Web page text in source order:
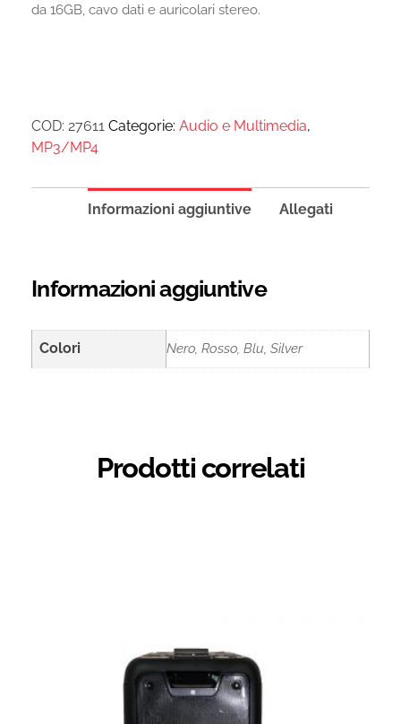
da 16GB, cavo dati e auricolari stereo.
COD: 27611 Categorie: Audio e Multimedia,
MP3/MP4
Informazioni aggiuntive Allegati
Informazioni aggiuntive
Colori Nero, Rosso, Blu, Silver
Prodotti correlati